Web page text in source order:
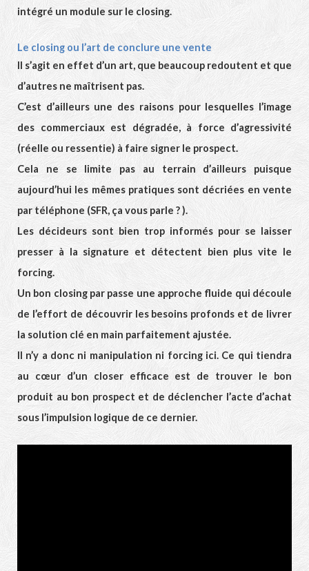
intégré un module sur le closing.
Le closing ou l’art de conclure une vente
Il s’agit en effet d’un art, que beaucoup redoutent et que
d’autres ne maîtrisent pas.
C’est d’ailleurs une des raisons pour lesquelles l’image
des commerciaux est dégradée, à force d’agressivité
(réelle ou ressentie) à faire signer le prospect.
Cela ne se limite pas au terrain d’ailleurs puisque
aujourd’hui les mêmes pratiques sont décriées en vente
par téléphone (SFR, ça vous parle ? ).
Les décideurs sont bien trop informés pour se laisser
presser à la signature et détectent bien plus vite le
forcing.
Un bon closing par passe une approche fluide qui découle
de l’effort de découvrir les besoins profonds et de livrer
la solution clé en main parfaitement ajustée.
Il n’y a donc ni manipulation ni forcing ici. Ce qui tiendra
au cœur d’un closer efficace est de trouver le bon
produit au bon prospect et de déclencher l’acte d’achat
sous l’impulsion logique de ce dernier.